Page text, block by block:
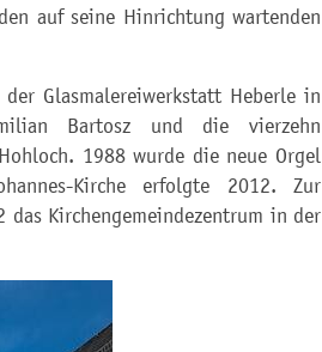
auf seine Hinrichtung wartenden
Glasmalereiwerkstatt Heberle in
Bartosz und die vierzehn
1988 wurde die neue Orgel
Kirche erfolgte 2012. Zur
das Kirchengemeindezentrum in der